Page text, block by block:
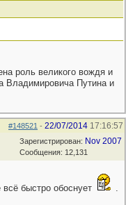
роль великого вождя и
Владимировича Путина и
#148521 - 22/07/2014 17:16:57
Зарегистрирован: Nov 2007
Сообщения: 12,131
быстро обоснует .